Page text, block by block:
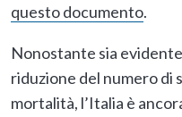
questo documento.
Nonostante sia
riduzione del numero di
mortalità, l’Italia è